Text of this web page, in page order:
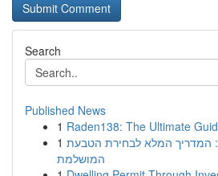
Search
Published News
1 Raden138: The Ultimate
1 המדריך המלא לבחירת הטבעת
המושלמת